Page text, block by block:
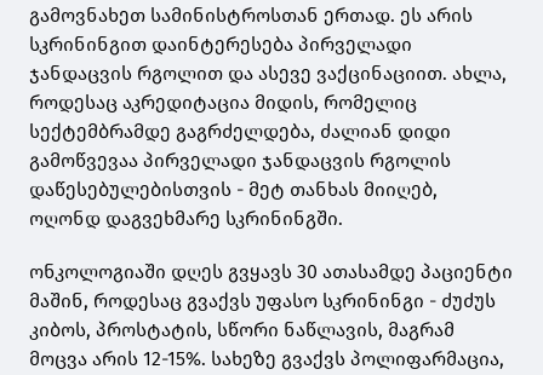
გამოვნახეთ სამინისტროსთან ერთად. ეს არის
სკრინინგით დაინტერესება პირველადი
ჯანდაცვის რგოლით და ასევე ვაქცინაციით. ახლა,
როდესაც აკრედიტაცია მიდის, რომელიც
სექტემბრამდე გაგრძელდება, ძალიან დიდი
გამოწვევაა პირველადი ჯანდაცვის რგოლის
დაწესებულებისთვის - მეტ თანხას მიიღებ,
ოღონდ დაგვეხმარე სკრინინგში.
ონკოლოგიაში დღეს გვყავს 30 ათასამდე პაციენტი
მაშინ, როდესაც გვაქვს უფასო სკრინინგი - ძუძუს
კიბოს, პროსტატის, სწორი ნაწლავის, მაგრამ
მოცვა არის 12-15%. სახეზე გვაქვს პოლიფარმაცია,